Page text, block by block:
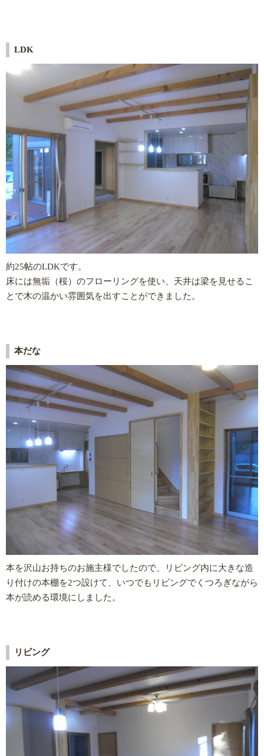
LDK
約25帖のLDKです。
床には無垢（桜）のフローリングを使い、天井は梁を見せるこ
とで木の温かい雰囲気を出すことができました。
本だな
本を沢山お持ちのお施主様でしたので、リビング内に大きな造
り付けの本棚を2つ設けて、いつでもリビングでくつろぎながら
本が読める環境にしました。
リビング